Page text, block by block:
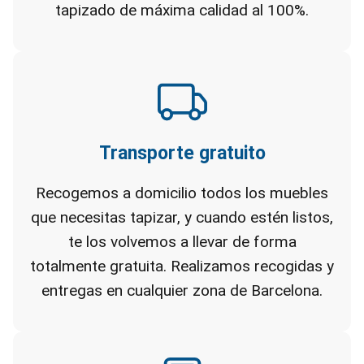
tapizado de máxima calidad al 100%.
Transporte gratuito
Recogemos a domicilio todos los muebles
que necesitas tapizar, y cuando estén listos,
te los volvemos a llevar de forma
totalmente gratuita. Realizamos recogidas y
entregas en cualquier zona de Barcelona.